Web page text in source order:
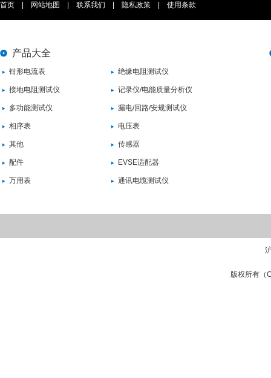
首页 网站地图 联系我们 隐私政策 使用条款
产品大全
钳形电流表 绝缘电阻测试仪
接地电阻测试仪 记录仪/电能质量分析仪
多功能测试仪 漏电/回路/安规测试仪
相序表 电压表
其他 传感器
配件 EVSE适配器
万用表 通讯电缆测试仪
版权所有（